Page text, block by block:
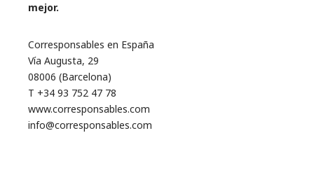
mejor.
Corresponsables en España
Vía Augusta, 29
08006 (Barcelona)
T +34 93 752 47 78
www.corresponsables.com
info@corresponsables.com